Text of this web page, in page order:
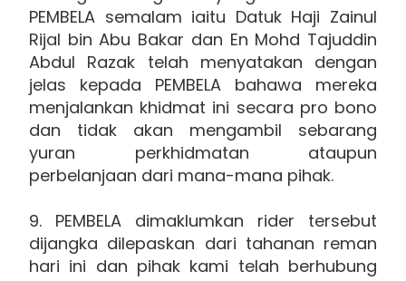
PEMBELA semalam iaitu Datuk Haji Zainul
Rijal bin Abu Bakar dan En Mohd Tajuddin
Abdul Razak telah menyatakan dengan
jelas kepada PEMBELA bahawa mereka
menjalankan khidmat ini secara pro bono
dan tidak akan mengambil sebarang
yuran perkhidmatan ataupun
perbelanjaan dari mana-mana pihak.
9. PEMBELA dimaklumkan rider tersebut
dijangka dilepaskan dari tahanan reman
hari ini dan pihak kami telah berhubung